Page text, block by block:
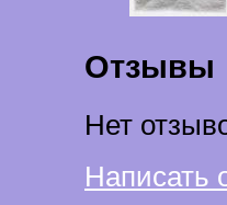
Отзывы
Нет
Написать